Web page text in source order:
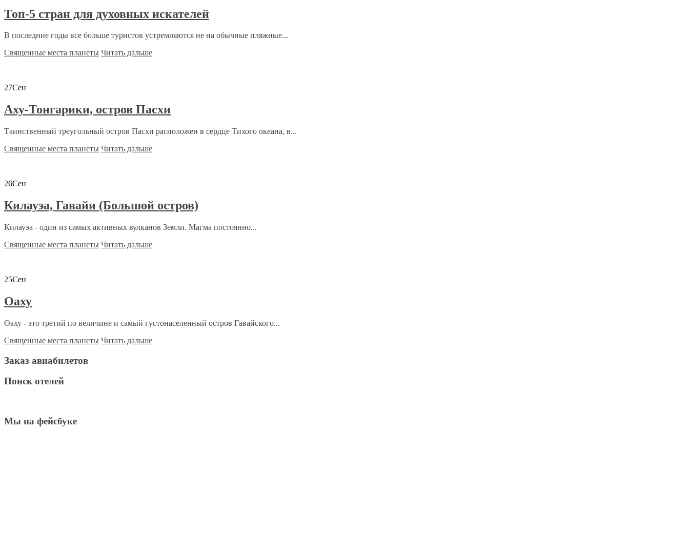
Топ-5 стран для духовных искателей
В последние годы все больше туристов устремляются не на обычные пляжные...
Священные места планеты Читать дальше
27Сен
Аху-Тонгарики, остров Пасхи
Таинственный треугольный остров Пасхи расположен в сердце Тихого океана, в...
Священные места планеты Читать дальше
26Сен
Килауэа, Гавайи (Большой остров)
Килауэа - один из самых активных вулканов Земли. Магма постоянно...
Священные места планеты Читать дальше
25Сен
Оаху
Оаху - это третий по величине и самый густонаселенный остров Гавайского...
Священные места планеты Читать дальше
Заказ авиабилетов
Поиск отелей
Мы на фейсбуке